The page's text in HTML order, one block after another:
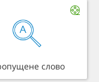
слово